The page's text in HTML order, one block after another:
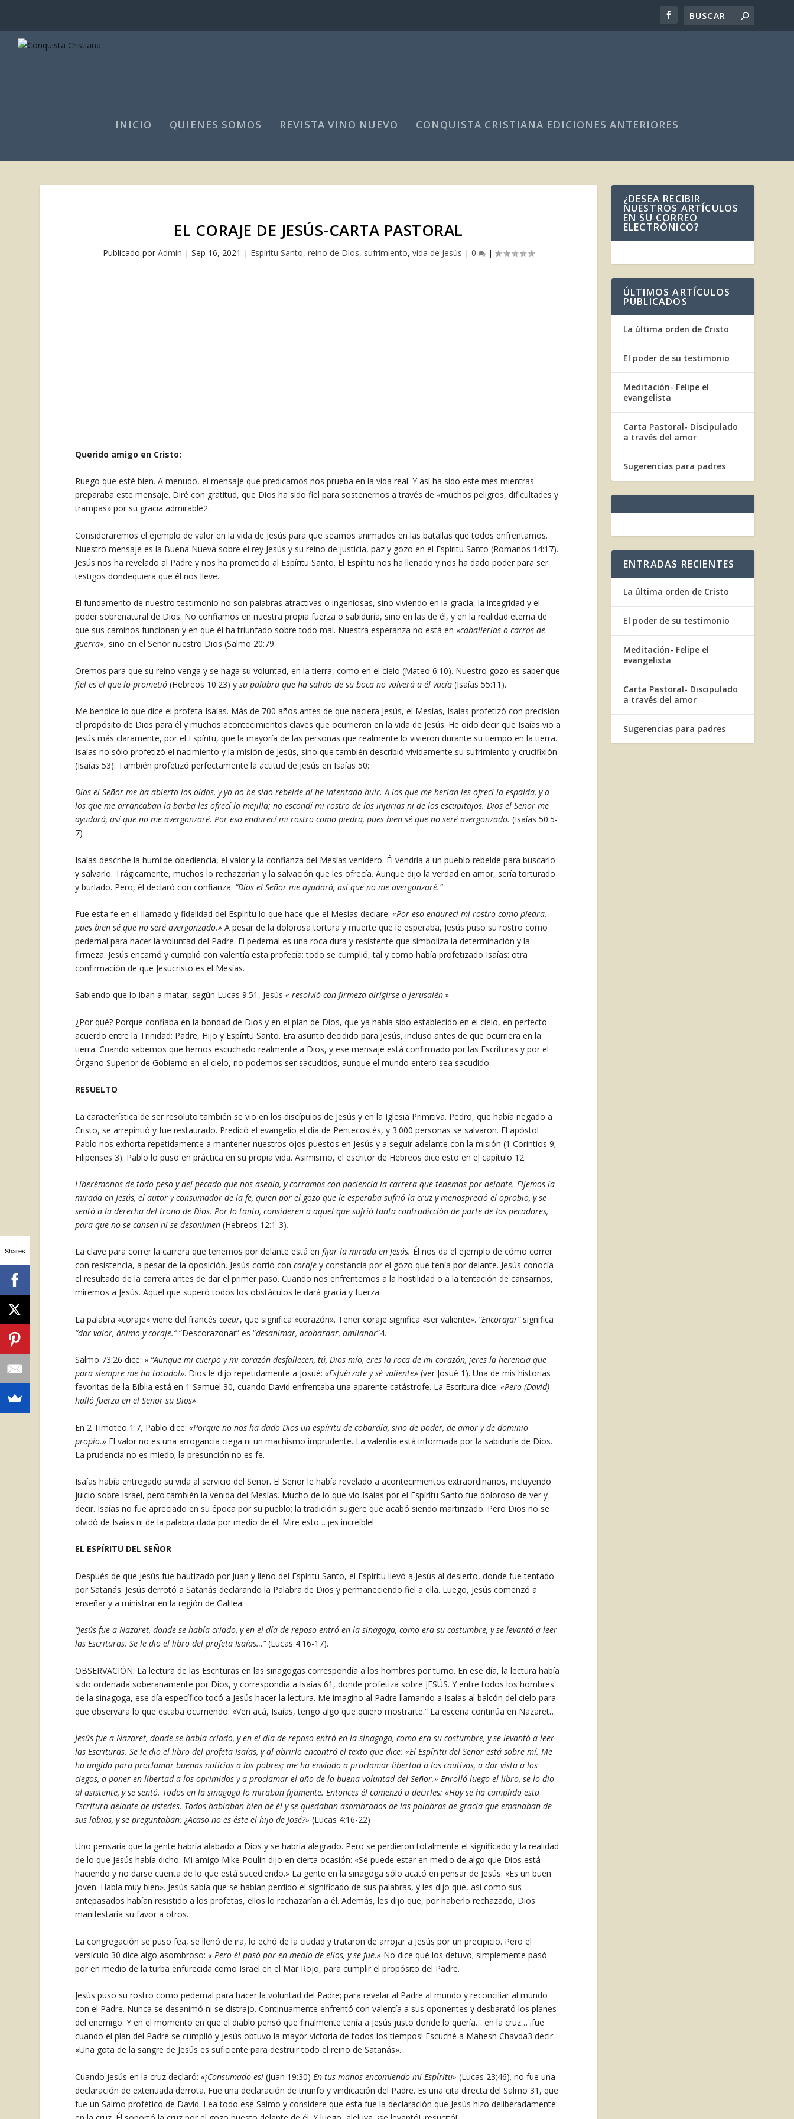
INICIO QUIENES SOMOS REVISTA VINO NUEVO CONQUISTA CRISTIANA EDICIONES ANTERIORES
EL CORAJE DE JESÚS-CARTA PASTORAL
Publicado por Admin | Sep 16, 2021 | Espíritu Santo, reino de Dios, sufrimiento, vida de Jesús | 0 |
Querido amigo en Cristo:
Ruego que esté bien. A menudo, el mensaje que predicamos nos prueba en la vida real. Y así ha sido este mes mientras
preparaba este mensaje. Diré con gratitud, que Dios ha sido fiel para sostenernos a través de «muchos peligros, dificultades y
trampas» por su gracia admirable2.
Consideraremos el ejemplo de valor en la vida de Jesús para que seamos animados en las batallas que todos enfrentamos.
Nuestro mensaje es la Buena Nueva sobre el rey Jesús y su reino de justicia, paz y gozo en el Espíritu Santo (Romanos 14:17).
Jesús nos ha revelado al Padre y nos ha prometido al Espíritu Santo. El Espíritu nos ha llenado y nos ha dado poder para ser
testigos dondequiera que él nos lleve.
El fundamento de nuestro testimonio no son palabras atractivas o ingeniosas, sino viviendo en la gracia, la integridad y el
poder sobrenatural de Dios. No confiamos en nuestra propia fuerza o sabiduría, sino en las de él, y en la realidad eterna de
que sus caminos funcionan y en que él ha triunfado sobre todo mal. Nuestra esperanza no está en «caballerías o carros de
guerra«, sino en el Señor nuestro Dios (Salmo 20:79.
Oremos para que su reino venga y se haga su voluntad, en la tierra, como en el cielo (Mateo 6:10). Nuestro gozo es saber que
fiel es el que lo prometió (Hebreos 10:23) ysu palabra que ha salido de su boca no volverá a él vacía (Isaías 55:11).
Me bendice lo que dice el profeta Isaías. Más de 700 años antes de que naciera Jesús, el Mesías, Isaías profetizó con precisión
el propósito de Dios para él y muchos acontecimientos claves que ocurrieron en la vida de Jesús. He oído decir que Isaías vio a
Jesús más claramente, por el Espíritu, que la mayoría de las personas que realmente lo vivieron durante su tiempo en la tierra.
Isaías no sólo profetizó el nacimiento y la misión de Jesús, sino que también describió vívidamente su sufrimiento y crucifixión
(Isaías 53). También profetizó perfectamente la actitud de Jesús en Isaías 50:
Dios el Señor me ha abierto los oídos, y yo no he sido rebelde ni he intentado huir. A los que me herían les ofrecí la espalda, y a
los que me arrancaban la barba les ofrecí la mejilla; no escondí mi rostro de las injurias ni de los escupitajos. Dios el Señor me
ayudará, así que no me avergonzaré. Por eso endurecí mi rostro como piedra, pues bien sé que no seré avergonzado.(Isaías 50:5-
7)
Isaías describe la humilde obediencia, el valor y la confianza del Mesías venidero. Él vendría a un pueblo rebelde para buscarlo
y salvarlo. Trágicamente, muchos lo rechazarían y la salvación que les ofrecía. Aunque dijo la verdad en amor, sería torturado
y burlado. Pero, él declaró con confianza: “Dios el Señor me ayudará, así que no me avergonzaré.”
Fue esta fe en el llamado y fidelidad del Espíritu lo que hace que el Mesías declare:«Por eso endurecí mi rostro como piedra,
pues bien sé que no seré avergonzado.» A pesar de la dolorosa tortura y muerte que le esperaba, Jesús puso su rostro como
pedernal para hacer la voluntad del Padre. El pedernal es una roca dura y resistente que simboliza la determinación y la
firmeza. Jesús encarnó y cumplió con valentía esta profecía: todo se cumplió, tal y como había profetizado Isaías: otra
confirmación de que Jesucristo es el Mesías.
Sabiendo que lo iban a matar, según Lucas 9:51, Jesús« resolvió con firmeza dirigirse a Jerusalén.»
¿Por qué? Porque confiaba en la bondad de Dios y en el plan de Dios, que ya había sido establecido en el cielo, en perfecto
acuerdo entre la Trinidad: Padre, Hijo y Espíritu Santo. Era asunto decidido para Jesús, incluso antes de que ocurriera en la
tierra. Cuando sabemos que hemos escuchado realmente a Dios, y ese mensaje está confirmado por las Escrituras y por el
Órgano Superior de Gobierno en el cielo, no podemos ser sacudidos, aunque el mundo entero sea sacudido.
RESUELTO
La característica de ser resoluto también se vio en los discípulos de Jesús y en la Iglesia Primitiva. Pedro, que había negado a
Cristo, se arrepintió y fue restaurado. Predicó el evangelio el día de Pentecostés, y 3.000 personas se salvaron. El apóstol
Pablo nos exhorta repetidamente a mantener nuestros ojos puestos en Jesús y a seguir adelante con la misión (1 Corintios 9;
Filipenses 3). Pablo lo puso en práctica en su propia vida. Asimismo, el escritor de Hebreos dice esto en el capítulo 12:
Liberémonos de todo peso y del pecado que nos asedia, y corramos con paciencia la carrera que tenemos por delante. Fijemos la
mirada en Jesús, el autor y consumador de la fe, quien por el gozo que le esperaba sufrió la cruz y menospreció el oprobio, y se
sentó a la derecha del trono de Dios. Por lo tanto, consideren a aquel que sufrió tanta contradicción de parte de los pecadores,
para que no se cansen ni se desanimen (Hebreos 12:1-3).
La clave para correr la carrera que tenemos por delante está enfijar la mirada en Jesús. Él nos da el ejemplo de cómo correr
con resistencia, a pesar de la oposición. Jesús corrió concorajey constancia por el gozo que tenía por delante. Jesús conocía
el resultado de la carrera antes de dar el primer paso. Cuando nos enfrentemos a la hostilidad o a la tentación de cansarnos,
miremos a Jesús. Aquel que superó todos los obstáculos le dará gracia y fuerza.
La palabra «coraje» viene del francéscoeur, que significa «corazón». Tener coraje significa «ser valiente». “Encorajar”significa
“dar valor, ánimo y coraje.”“Descorazonar” es “desanimar, acobardar, amilanar”4.
Salmo 73:26 dice: » “Aunque mi cuerpo y mi corazón desfallecen, tú, Dios mío, eres la roca de mi corazón, ¡eres la herencia que
para siempre me ha tocado!». Dios le dijo repetidamente a Josué:«Esfuérzate y sé valiente» (ver Josué 1). Una de mis historias
favoritas de la Biblia está en 1 Samuel 30, cuando David enfrentaba una aparente catástrofe. La Escritura dice:«Pero (David)
halló fuerza en el Señor su Dios».
En 2 Timoteo 1:7, Pablo dice:«Porque no nos ha dado Dios un espíritu de cobardía, sino de poder, de amor y de dominio
propio.» El valor no es una arrogancia ciega ni un machismo imprudente. La valentía está informada por la sabiduría de Dios.
La prudencia no es miedo; la presunción no es fe.
Isaías había entregado su vida al servicio del Señor. El Señor le había revelado a acontecimientos extraordinarios, incluyendo
juicio sobre Israel, pero también la venida del Mesías. Mucho de lo que vio Isaías por el Espíritu Santo fue doloroso de ver y
decir. Isaías no fue apreciado en su época por su pueblo; la tradición sugiere que acabó siendo martirizado. Pero Dios no se
olvidó de Isaías ni de la palabra dada por medio de él. Mire esto… ¡es increíble!
EL ESPÍRITU DEL SEÑOR
Después de que Jesús fue bautizado por Juan y lleno del Espíritu Santo, el Espíritu llevó a Jesús al desierto, donde fue tentado
por Satanás. Jesús derrotó a Satanás declarando la Palabra de Dios y permaneciendo fiel a ella. Luego, Jesús comenzó a
enseñar y a ministrar en la región de Galilea:
“Jesús fue a Nazaret, donde se había criado, y en el día de reposo entró en la sinagoga, como era su costumbre, y se levantó a leer
las Escrituras. Se le dio el libro del profeta Isaías…”(Lucas 4:16-17).
OBSERVACIÓN: La lectura de las Escrituras en las sinagogas correspondía a los hombres por turno. En ese día, la lectura había
sido ordenada soberanamente por Dios, y correspondía a Isaías 61, donde profetiza sobre JESÚS. Y entre todos los hombres
de la sinagoga, ese día específico tocó a Jesús hacer la lectura. Me imagino al Padre llamando a Isaías al balcón del cielo para
que observara lo que estaba ocurriendo: «Ven acá, Isaías, tengo algo que quiero mostrarte.” La escena continúa en Nazaret…
Jesús fue a Nazaret, donde se había criado, y en el día de reposo entró en la sinagoga, como era su costumbre, y se levantó a leer
las Escrituras. Se le dio el libro del profeta Isaías, y al abrirlo encontró el texto que dice: «El Espíritu del Señor está sobre mí. Me
ha ungido para proclamar buenas noticias a los pobres; me ha enviado a proclamar libertad a los cautivos, a dar vista a los
ciegos, a poner en libertad a los oprimidos y a proclamar el año de la buena voluntad del Señor.» Enrolló luego el libro, se lo dio
al asistente, y se sentó. Todos en la sinagoga lo miraban fijamente. Entonces él comenzó a decirles: «Hoy se ha cumplido esta
Escritura delante de ustedes. Todos hablaban bien de él y se quedaban asombrados de las palabras de gracia que emanaban de
sus labios, y se preguntaban: ¿Acaso no es éste el hijo de José?»(Lucas 4:16-22)
Uno pensaría que la gente habría alabado a Dios y se habría alegrado. Pero se perdieron totalmente el significado y la realidad
de lo que Jesús había dicho. Mi amigo Mike Poulin dijo en cierta ocasión: «Se puede estar en medio de algo que Dios está
haciendo y no darse cuenta de lo que está sucediendo.» La gente en la sinagoga sólo acató en pensar de Jesús: «Es un buen
joven. Habla muy bien». Jesús sabía que se habían perdido el significado de sus palabras, y les dijo que, así como sus
antepasados habían resistido a los profetas, ellos lo rechazarían a él. Además, les dijo que, por haberlo rechazado, Dios
manifestaría su favor a otros.
La congregación se puso fea, se llenó de ira, lo echó de la ciudad y trataron de arrojar a Jesús por un precipicio. Pero el
versículo 30 dice algo asombroso:« Pero él pasó por en medio de ellos, y se fue.» No dice qué los detuvo; simplemente pasó
por en medio de la turba enfurecida como Israel en el Mar Rojo, para cumplir el propósito del Padre.
Jesús puso su rostro como pedernal para hacer la voluntad del Padre; para revelar al Padre al mundo y reconciliar al mundo
con el Padre. Nunca se desanimó ni se distrajo. Continuamente enfrentó con valentía a sus oponentes y desbarató los planes
del enemigo. Y en el momento en que el diablo pensó que finalmente tenía a Jesús justo donde lo quería… en la cruz… ¡fue
cuando el plan del Padre se cumplió y Jesús obtuvo la mayor victoria de todos los tiempos! Escuché a Mahesh Chavda3 decir:
«Una gota de la sangre de Jesús es suficiente para destruir todo el reino de Satanás».
Cuando Jesús en la cruz declaró:«¡Consumado es!(Juan 19:30) En tus manos encomiendo mi Espíritu»(Lucas 23;46), no fue una
declaración de extenuada derrota. Fue una declaración de triunfo y vindicación del Padre. Es una cita directa del Salmo 31, que
fue un Salmo profético de David. Lea todo ese Salmo y considere que esta fue la declaración que Jesús hizo deliberadamente
¿DESEA RECIBIR
NUESTROS ARTÍCULOS
EN SU CORREO
ELECTRÓNICO?
ÚLTIMOS ARTÍCULOS
PUBLICADOS
La última orden de Cristo
El poder de su testimonio
Meditación- Felipe el
evangelista
Carta Pastoral- Discipulado
a través del amor
Sugerencias para padres
ENTRADAS RECIENTES
La última orden de Cristo
El poder de su testimonio
Meditación- Felipe el
evangelista
Carta Pastoral- Discipulado
a través del amor
Sugerencias para padres
Shares